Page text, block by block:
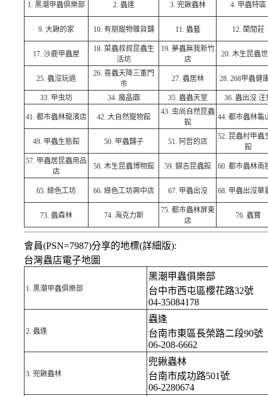
1. 黑潮甲蟲俱樂部 2. 蟲逢 3. 兜鍬蟲林 4. 甲蟲特區
9. 大鍬的家 10. 有朋寵物雜貨舖 11. 蟲藝 12. 蘭閒莊
17. 沙鹿甲蟲屋
18. 菜蟲叔叔昆蟲生
活坊
19. 夢蟲無我新竹
店
20. 木生昆蟲
25. 蟲沒玩過
26. 喜蟲天降三重門
市
27. 蟲居林 28. 268甲蟲健
33. 甲虫坊 34. 魔晶園 35. 蟲蟲天堂 36. 蟲出沒 注
41. 都市蟲林龍濱店 42. 大自然寵物館
43. 虫尚自然昆蟲
館
44. 都市蟲林龜
49. 甲蟲生態館 50. 甲蟲舖子 51. 阿哲的店
52. 昆蟲村甲蟲
館
57. 甲蟲居昆蟲用品
店
58. 木生昆蟲博物館 59. 錦吉昆蟲館 60. 都市蟲林南
65. 綠色工坊 66. 綠色工坊興中店 67. 甲蟲出沒 68. 甲蟲出沒華
73. 蟲森林 74. 海克力斯
75. 都市蟲林屏東
店
76. 蟲寶
會員(PSN=7987)分享的地標(詳細版):
台灣蟲店電子地圖
1. 黑潮甲蟲俱樂部
黑潮甲蟲俱樂部
台中市西屯區櫻花路32號
04-35084178
2. 蟲逢
蟲逢
台南市東區長榮路二段90號
06-208-6662
3. 兜鍬蟲林
兜鍬蟲林
台南市成功路501號
06-2280674